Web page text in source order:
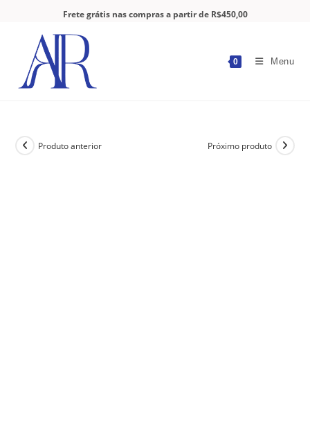
Frete grátis nas compras a partir de R$450,00
0 Menu
Produto anterior Próximo produto